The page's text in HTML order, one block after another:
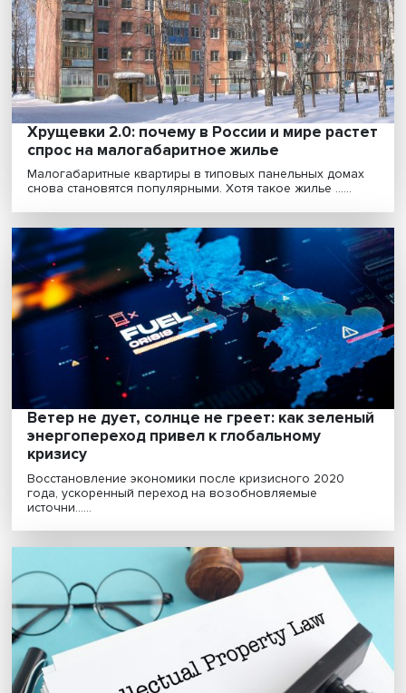
О том, как проявляется третья миссия в деятельности
российских университетов, какова роль студенч......
Вышка для каждого: ректор ВШЭ
том, каким должен быть современный
глобальный университет
Ректор Высшей школы экономики Никита Анисимов в
ходе Восточного экономического форума дал
Хрущевки 2.0: почему в России и мире
спрос на малогабаритное жилье
Малогабаритные квартиры в типовых панельных